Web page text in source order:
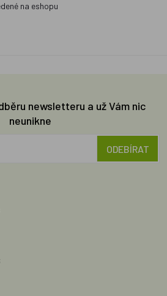
na eshopu
newsletteru a už Vám nic
neunikne
ODEBÍRAT